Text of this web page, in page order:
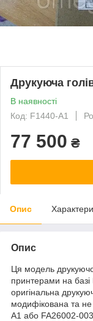
Друкуюча
В наявності
Код: F1440-A1
77 500 ₴
Опис
Опис
Ця модель
принтерами на
оригінальна
модифікована та
A1 або FA26002-